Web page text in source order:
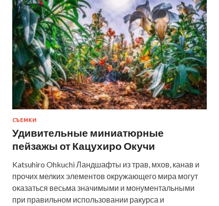
СЪЕМКИ
Удивительные миниатюрные
пейзажы от Кацухиро Окучи
Katsuhiro Ohkuchi Ландшафты из трав, мхов, канав и
прочих мелких элементов окружающего мира могут
оказаться весьма значимыми и монументальными
при правильном использовании ракурса и